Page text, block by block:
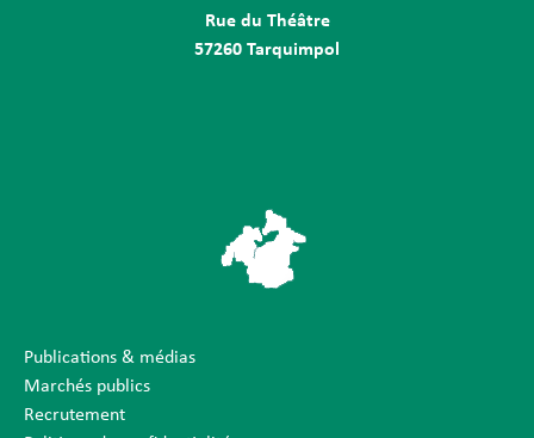
Rue du Théâtre
57260 Tarquimpol
Publications & médias
Marchés publics
Recrutement